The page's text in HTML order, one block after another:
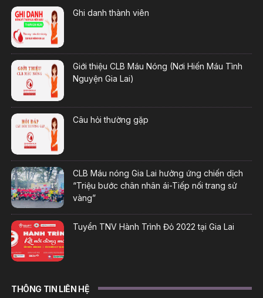
Ghi danh thành viên
Giới thiệu CLB Máu Nóng (Nơi Hiến Máu Tình
Nguyện Gia Lai)
Câu hỏi thường gặp
CLB Máu nóng Gia Lai hưởng ứng chiến dịch
“Triệu bước chân nhân ái-Tiếp nối trang sử
vàng”
Tuyển TNV Hành Trình Đỏ 2022 tại Gia Lai
THÔNG TIN LIÊN HỆ